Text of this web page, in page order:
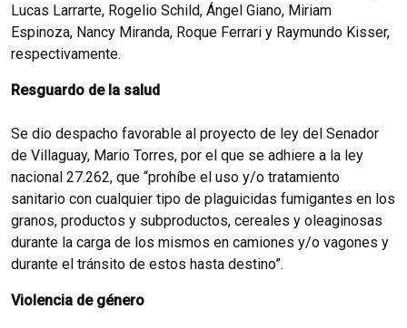
Lucas Larrarte, Rogelio Schild, Ángel Giano, Miriam
Espinoza, Nancy Miranda, Roque Ferrari y Raymundo Kisser,
respectivamente.
Resguardo de la salud
Se dio despacho favorable al proyecto de ley del Senador
de Villaguay, Mario Torres, por el que se adhiere a la ley
nacional 27.262, que “prohíbe el uso y/o tratamiento
sanitario con cualquier tipo de plaguicidas fumigantes en los
granos, productos y subproductos, cereales y oleaginosas
durante la carga de los mismos en camiones y/o vagones y
durante el tránsito de estos hasta destino”.
Violencia de género